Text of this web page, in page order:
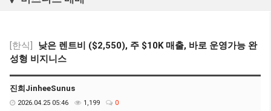
[한식]
낮은 렌트비 ($2,550), 주 $10K 매출, 바로 운영가능 완
성형 비지니스
진희JinheeSunus
2026.04.25 05:46 1,199 0